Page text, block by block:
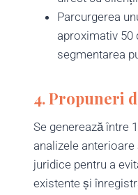
Parcurgerea
aproximativ 50
segmentarea
4. Propuneri
Se generează între
analizele
juridice pentru a
existente și